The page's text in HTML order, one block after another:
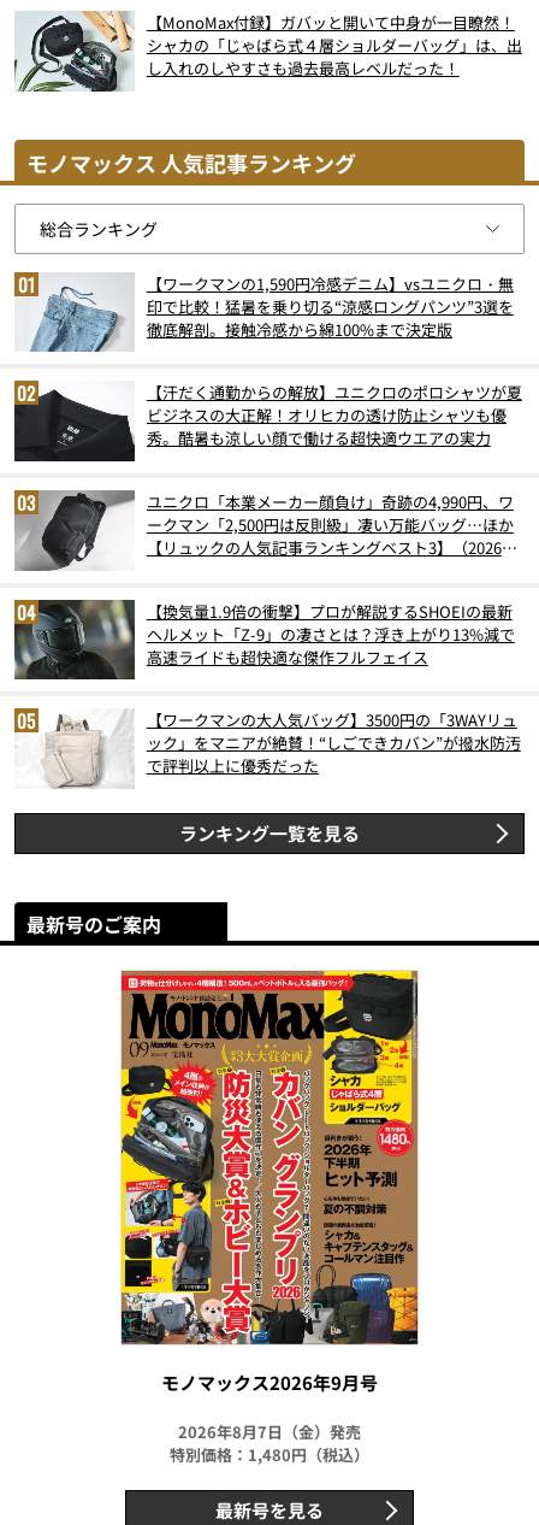
【MonoMax付録】ガバッと開いて中身が一目瞭然！
シャカの「じゃばら式４層ショルダーバッグ」は、出
し入れのしやすさも過去最高レベルだった！
モノマックス 人気記事ランキング
【ワークマンの1,590円冷感デニム】vsユニクロ・無
印で比較！猛暑を乗り切る“涼感ロングパンツ”3選を
徹底解剖。接触冷感から綿100%まで決定版
【汗だく通勤からの解放】ユニクロのポロシャツが夏
ビジネスの大正解！オリヒカの透け防止シャツも優
秀。酷暑も涼しい顔で働ける超快適ウエアの実力
ユニクロ「本業メーカー顔負け」奇跡の4,990円、ワ
ークマン「2,500円は反則級」凄い万能バッグ…ほか
【リュックの人気記事ランキングベスト3】（2026年
【換気量1.9倍の衝撃】プロが解説するSHOEIの最新
ヘルメット「Z-9」の凄さとは？浮き上がり13%減で
高速ライドも超快適な傑作フルフェイス
【ワークマンの大人気バッグ】3500円の「3WAYリュ
ック」をマニアが絶賛！“しごできカバン”が撥水防汚
で評判以上に優秀だった
ランキング一覧を見る
最新号のご案内
モノマックス2026年9月号
2026年8月7日（金）発売
特別価格：1,480円（税込）
最新号を見る